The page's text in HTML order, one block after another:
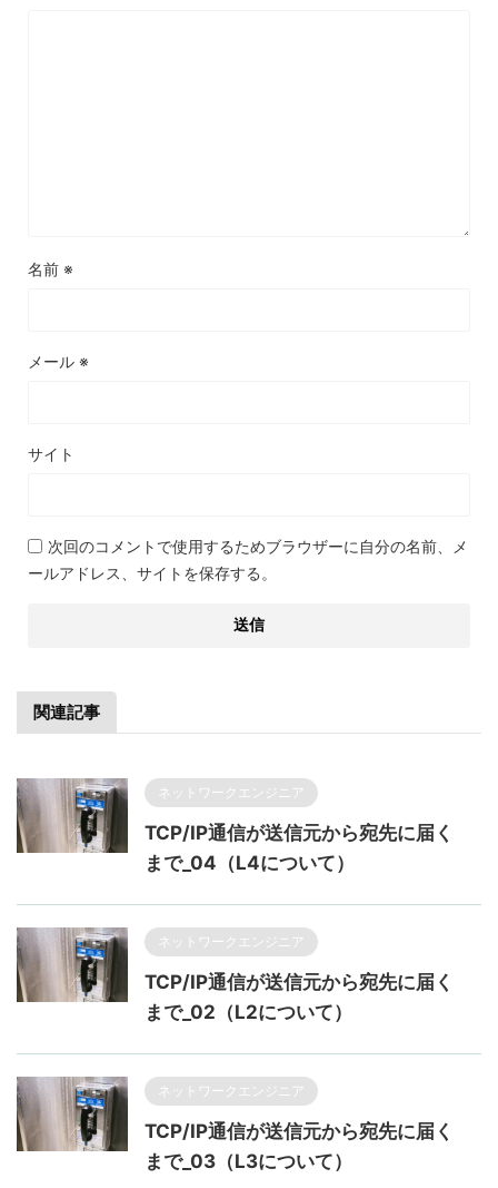
名前 ※
メール ※
サイト
次回のコメントで使用するためブラウザーに自分の名前、メ
ールアドレス、サイトを保存する。
関連記事
ネットワークエンジニア
TCP/IP通信が送信元から宛先に届く
まで_04（L4について）
ネットワークエンジニア
TCP/IP通信が送信元から宛先に届く
まで_02（L2について）
ネットワークエンジニア
TCP/IP通信が送信元から宛先に届く
まで_03（L3について）